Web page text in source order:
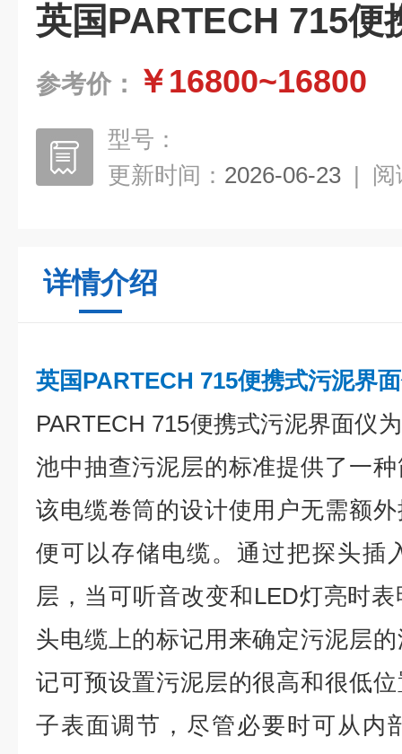
英国PARTECH 715便
参考价： ￥16800~16800
型号：
更新时间： 2026-06-23 | 阅
详情介绍
英国PARTECH 715便携式污泥界
PARTECH 715便携式污泥界面仪
池中抽查污泥层的标准提供了一
该电缆卷筒的设计使用户无需额
便可以存储电缆。通过把探头插
层，当可听音改变和LED灯亮时
头电缆上的标记用来确定污泥层
记可预设置污泥层的很高和很低
子表面调节，尽管必要时可从内